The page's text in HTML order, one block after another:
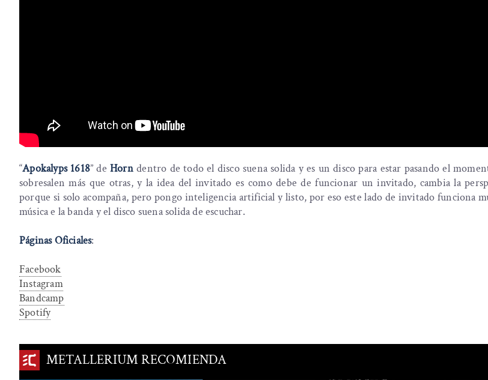
“Apokalyps 1618” deHorndentro de todo el disco suena solida y es un disco para estar pasando el
sobresalen más que otras, y la idea del invitado es como debe de funcionar un invitado, cambia la
porque si solo acompaña, pero pongo inteligencia artificial y listo, por eso este lado de invitado funciona
música e la banda y el disco suena solida de escuchar.
Páginas Oficiales:
Facebook
Instagram
Bandcamp
Spotify
METALLERIUM RECOMIENDA